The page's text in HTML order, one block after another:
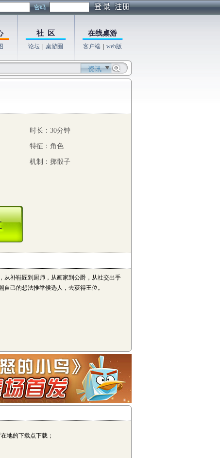
密码
社 区
论坛 桌游圈
在线桌游
客户端 web版
资讯
时长：30分钟
特征：角色
机制：掷骰子
补鞋匠到厨师，从画家到公爵，从社交出手
己的想法推举候选人，去获得王位。
地的下载点下载；